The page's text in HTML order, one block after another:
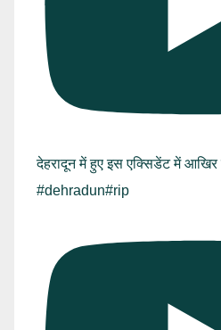
देहरादून में हुए इस एक्सिडेंट में
#dehradun#rip